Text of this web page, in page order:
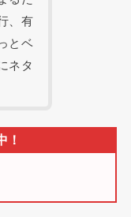
、有
とベ
ネタ